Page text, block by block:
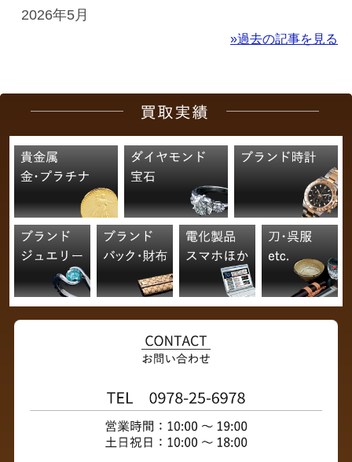
2026年5月
»過去の記事を見る